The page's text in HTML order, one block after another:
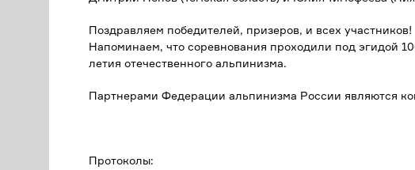
Поздравляем победителей, призеров, и всех участников!
Напоминаем, что соревнования проходили под эгидой
летия отечественного альпинизма.
Партнерами Федерации альпинизма России являются
Протоколы: